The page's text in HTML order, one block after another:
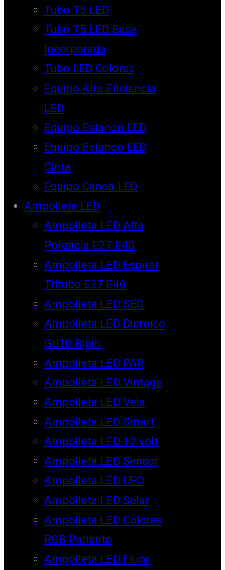
Tubo T5 LED
Tubo T5 LED Base
Incorporada
Tubo LED Colores
Equipo Alta Eficiencia
LED
Equipo Estanco LED
Equipo Estanco LED
Cinta
Equipo Canoa LED
Ampolleta LED
Ampolleta LED Alta
Potencia E27 E40
Ampolleta LED Espiral
Tritubo E27 E40
Ampolleta LED SEC
Ampolleta LED Dicroico
GU10 Bipin
Ampolleta LED PAR
Ampolleta LED Vintage
Ampolleta LED Vela
Ampolleta LED Smart
Ampolleta LED 12 volt
Ampolleta LED Sensor
Ampolleta LED UFO
Ampolleta LED Solar
Ampolleta LED Colores
RGB Parlante
Ampolleta LED Flúor